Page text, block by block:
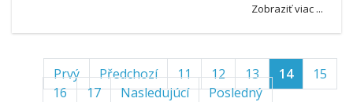
Zobraziť viac ...
Prvý Předchozí 11 12 13 14
15
16
17 Nasledujúcí Posledný